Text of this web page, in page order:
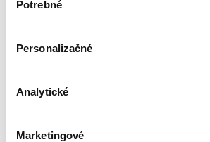
keby sme mohli používať všetky tieto
súhlasu
Potrebné
Personalizačné
Analytické
Marketingové